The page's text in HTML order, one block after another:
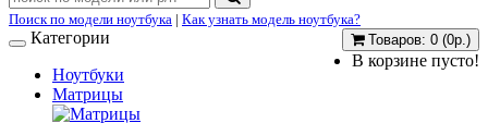
Поиск по модели ноутбука | Как узнать модель ноутбука?
Товаров: 0 (0р.)
В корзине пусто!
Категории
Ноутбуки
Матрицы